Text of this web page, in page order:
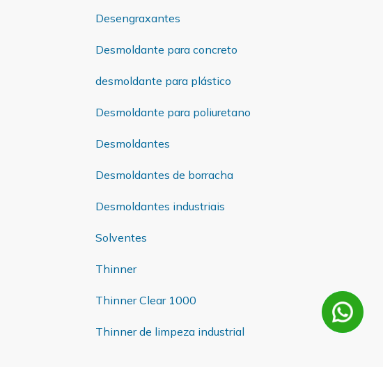
Desengraxantes
Desmoldante para concreto
desmoldante para plástico
Desmoldante para poliuretano
Desmoldantes
Desmoldantes de borracha
Desmoldantes industriais
Solventes
Thinner
Thinner Clear 1000
Thinner de limpeza industrial